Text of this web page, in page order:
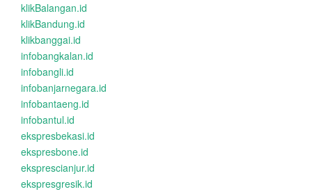
klikBalangan.id
klikBandung.id
klikbanggai.id
infobangkalan.id
infobangli.id
infobanjarnegara.id
infobantaeng.id
infobantul.id
ekspresbekasi.id
ekspresbone.id
eksprescianjur.id
ekspresgresik.id